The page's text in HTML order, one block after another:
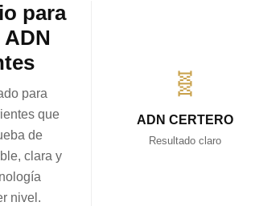
para
para
que
de
clara y
nivel.
🧬
ADN CERTERO
Resultado claro